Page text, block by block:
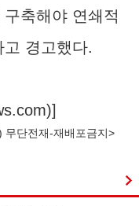
축해야 연쇄적
경고했다.
)]
무단전재-재배포금지>